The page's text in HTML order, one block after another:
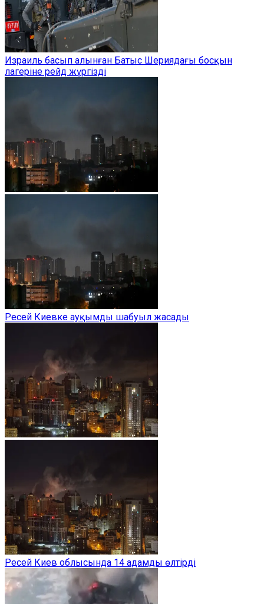
Израиль басып алынған Батыс Шериядағы босқын
лагеріне рейд жүргізді
Ресей Киевке ауқымды шабуыл жасады
Ресей Киев облысында 14 адамды өлтірді